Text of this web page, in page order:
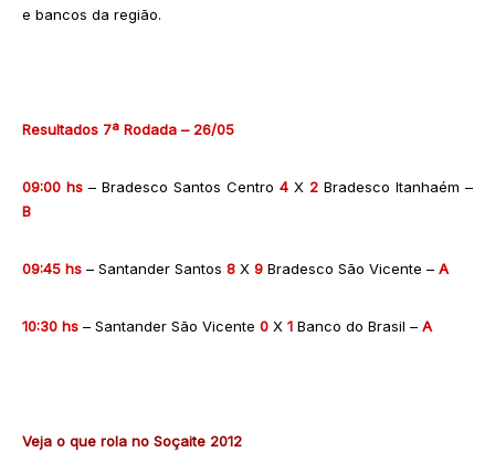
e bancos da região.
Resultados 7ª Rodada – 26/05
09:00 hs – Bradesco Santos Centro 4 X 2 Bradesco Itanhaém –
B
09:45 hs – Santander Santos 8 X 9 Bradesco São Vicente – A
10:30 hs – Santander São Vicente 0 X 1 Banco do Brasil – A
Veja o que rola no Soçaite 2012